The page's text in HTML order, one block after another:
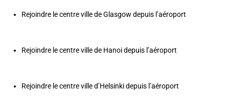
Rejoindre le centre ville de Glasgow depuis l’aéroport
Rejoindre le centre ville de Hanoi depuis l’aéroport
Rejoindre le centre ville d’Helsinki depuis l’aéroport